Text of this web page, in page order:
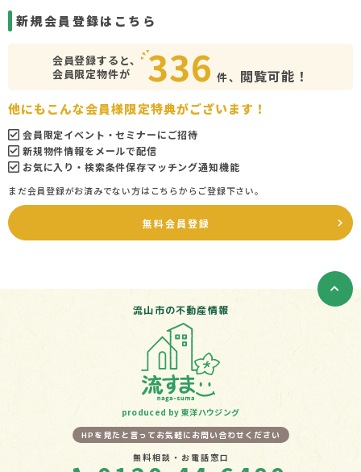
新規会員登録はこちら
会員登録すると、
会員限定物件が
336 件、 閲覧可能！
他にもこんな会員様限定特典がございます！
会員限定イベント・セミナーにご招待
新規物件情報をメールで配信
お気に入り・検索条件保存マッチング通知機能
まだ会員登録がお済みでない方はこちらからご登録下さい。
無料会員登録
流山市の不動産情報
produced by 東洋ハウジング
HPを見たと言ってお気軽にお問い合わせください
無料相談・お電話窓口